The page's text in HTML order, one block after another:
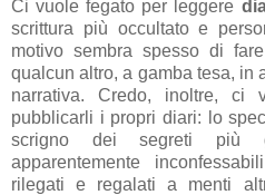
Ci vuole fegato per leggere
scrittura più occultato e
motivo sembra spesso di
qualcun altro, a gamba tesa, in
narrativa. Credo, inoltre, ci
pubblicarli i propri diari: lo
scrigno dei segreti più
apparentemente
rilegati e regalati a menti